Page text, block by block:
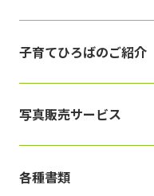
子育てひろばのご紹介
写真販売サービス
各種書類